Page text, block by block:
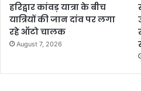
हरिद्वार कांवड़ यात्रा के बीच
यात्रियों की जान दांव पर लगा
रहे ऑटो चालक
August 7, 2026